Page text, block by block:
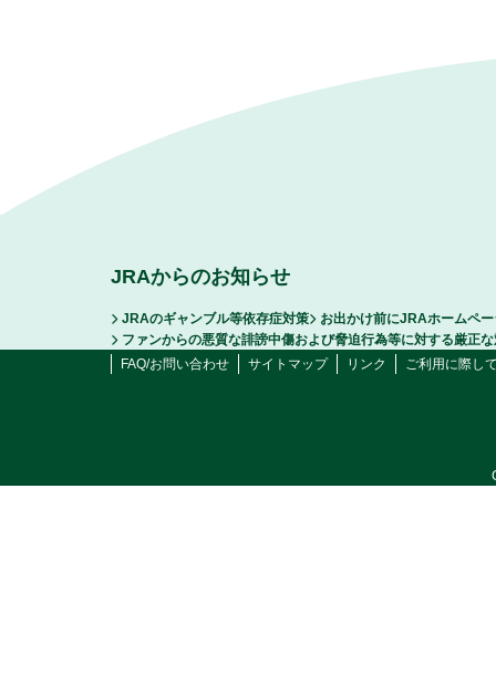
JRAからのお知らせ
JRAのギャンブル等依存症対策
お出かけ前にJRAホームペ
ファンからの悪質な誹謗中傷および脅迫行為等に対する厳正
FAQ/お問い合わせ
サイトマップ リンク ご利用に際し